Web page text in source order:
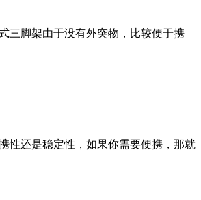
三脚架由于没有外突物，比较便于携
性还是稳定性，如果你需要便携，那就